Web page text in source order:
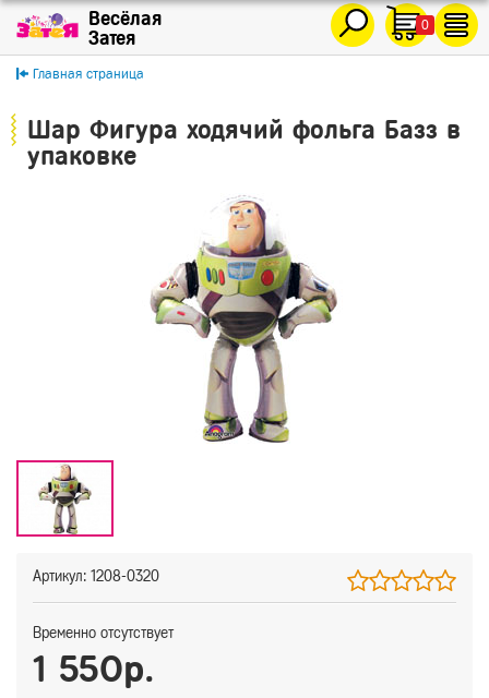
0
Главная страница
Шар Фигура ходячий фольга Базз в
упаковке
Артикул: 1208-0320
Временно отсутствует
1 550р.